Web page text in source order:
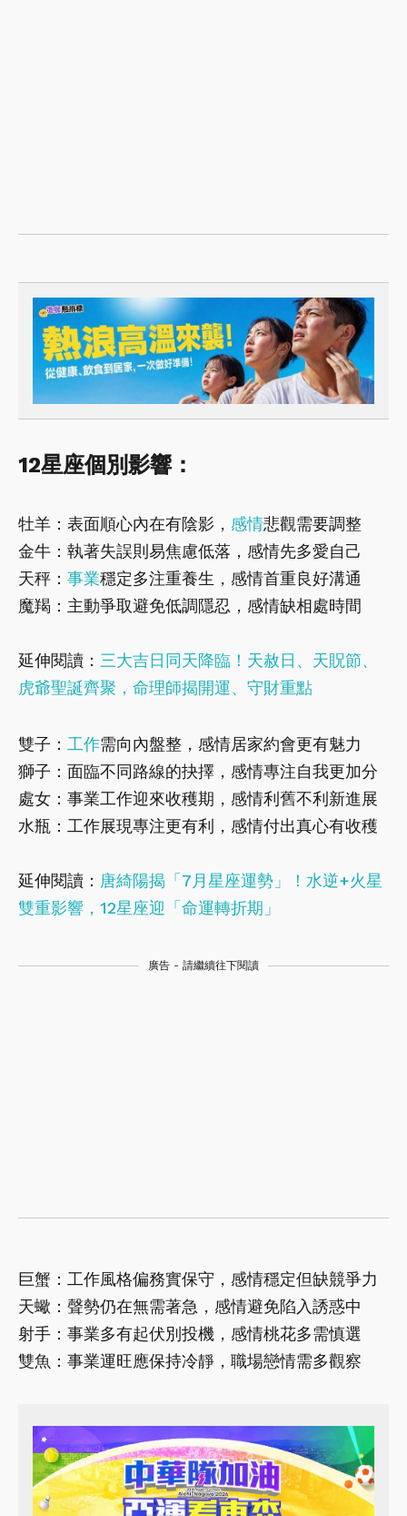
12星座個別影響：
牡羊：表面順心內在有陰影， 感情悲觀需要調整
金牛：執著失誤則易焦慮低落，感情先多愛自己
天秤： 事業穩定多注重養生，感情首重良好溝通
魔羯：主動爭取避免低調隱忍，感情缺相處時間
延伸閱讀： 三大吉日同天降臨！天赦日、天貺節、
虎爺聖誕齊聚，命理師揭開運、守財重點
雙子： 工作需向內盤整，感情居家約會更有魅力
獅子：面臨不同路線的抉擇，感情專注自我更加分
處女：事業工作迎來收穫期，感情利舊不利新進展
水瓶：工作展現專注更有利，感情付出真心有收穫
延伸閱讀： 唐綺陽揭「7月星座運勢」！水逆+火星
雙重影響，12星座迎「命運轉折期」
廣告 - 請繼續往下閱讀
巨蟹：工作風格偏務實保守，感情穩定但缺競爭力
天蠍：聲勢仍在無需著急，感情避免陷入誘惑中
射手：事業多有起伏別投機，感情桃花多需慎選
雙魚：事業運旺應保持冷靜，職場戀情需多觀察